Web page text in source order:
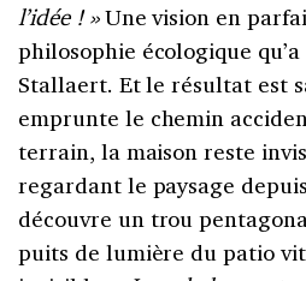
l’idée ! »Une vision en
philosophie écologique
Stallaert. Et le résultat est
emprunte le chemin
terrain, la maison reste
regardant le paysage
découvre un trou
puits de lumière du patio